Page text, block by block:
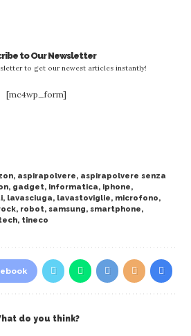
to Our Newsletter
to get our newest articles instantly!
[mc4wp_form]
, aspirapolvere, aspirapolvere senza
, gadget, informatica, iphone,
, lavasciuga, lavastoviglie, microfono,
, robot, samsung, smartphone,
, tineco
do you think?